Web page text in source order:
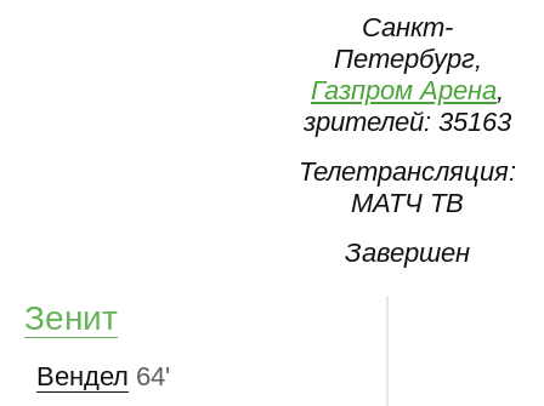
Санкт-
Петербург,
Газпром Арена,
зрителей: 35163
Телетрансляция:
МАТЧ ТВ
Завершен
Зенит
Вендел 64'